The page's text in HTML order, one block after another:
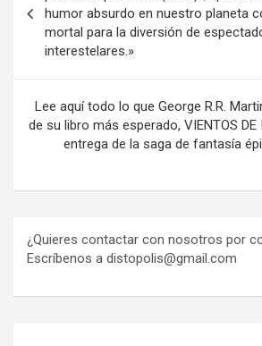
entradas
humor absurdo en nuestro planeta
mortal para la diversión de
interestelares.»
Lee aquí todo lo que George R.R.
de su libro más esperado, VIENTOS DE
entrega de la saga de fantasía
¿Quieres contactar con nosotros por
Escríbenos a distopolis@gmail.com